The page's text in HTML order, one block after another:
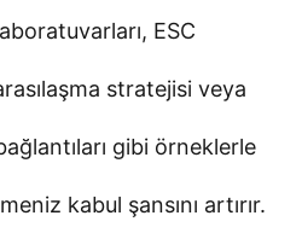
ESC
stratejisi veya
gibi örneklerle
kabul şansını artırır.